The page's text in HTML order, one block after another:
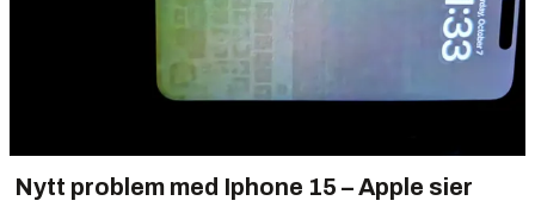
Nytt problem med Iphone 15 – Apple sier